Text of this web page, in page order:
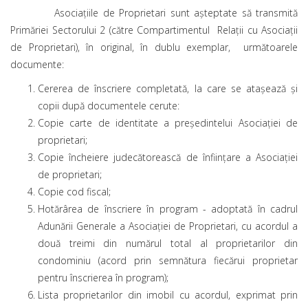
Asociaţiile de Proprietari sunt așteptate să transmită
Primăriei Sectorului 2 (către Compartimentul Relații cu Asociații
de Proprietari), în original, în dublu exemplar, următoarele
documente:
Cererea de înscriere completată, la care se ataşează și
copii după documentele cerute:
Copie carte de identitate a președintelui Asociației de
proprietari;
Copie încheiere judecătorească de înființare a Asociației
de proprietari;
Copie cod fiscal;
Hotărârea de înscriere în program - adoptată în cadrul
Adunării Generale a Asociației de Proprietari, cu acordul a
două treimi din numărul total al proprietarilor din
condominiu (acord prin semnătura fiecărui proprietar
pentru înscrierea în program);
Lista proprietarilor din imobil cu acordul, exprimat prin